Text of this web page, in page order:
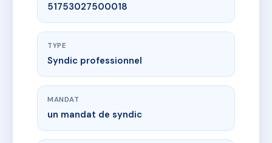
51753027500018
TYPE
Syndic professionnel
MANDAT
un mandat de syndic